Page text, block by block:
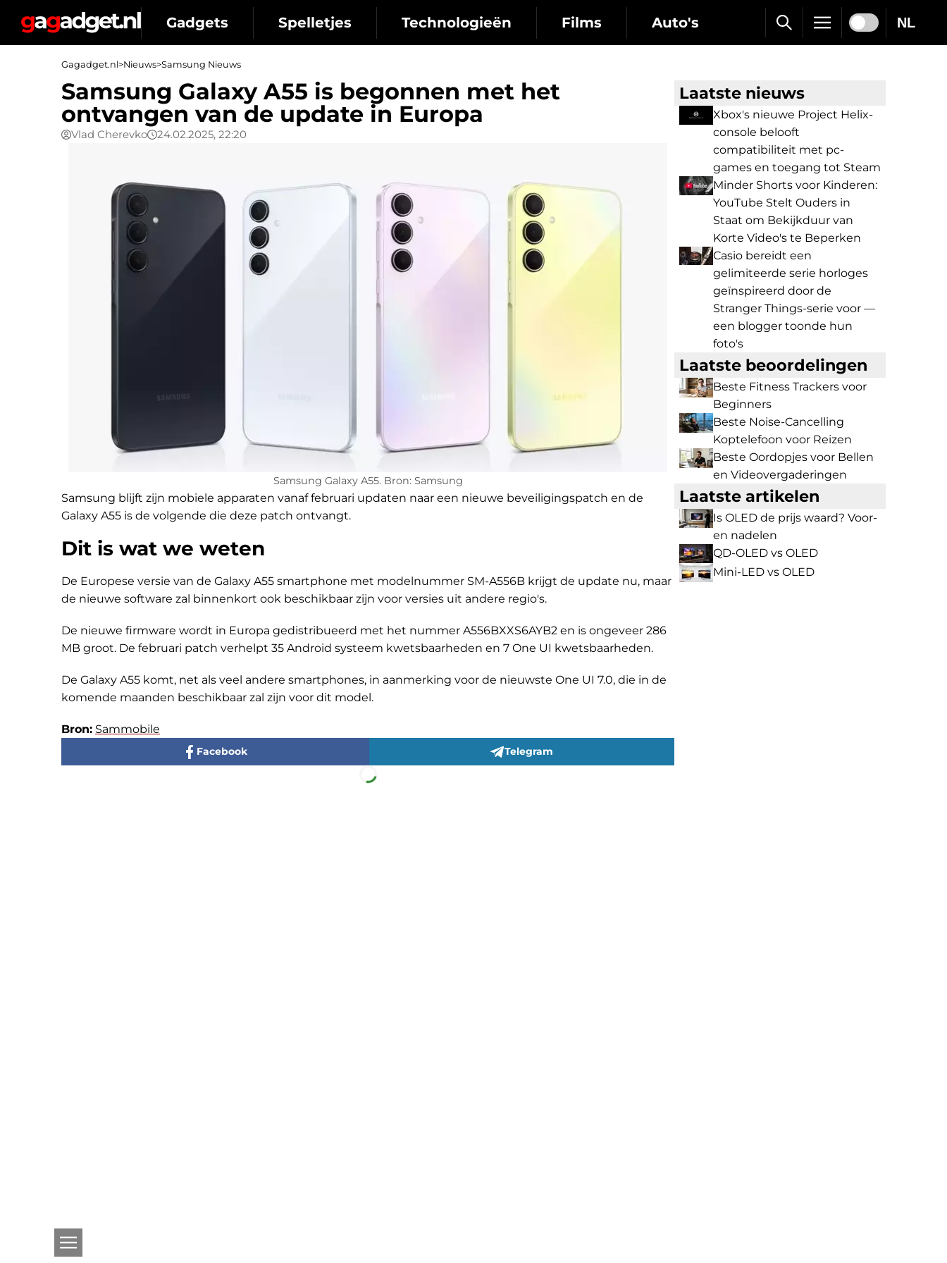
Gadgets Spelletjes Technologieën Films Auto's NL
Gagadget.nl>Nieuws>Samsung Nieuws
Samsung Galaxy A55 is begonnen met het
ontvangen van de update in Europa
Vlad Cherevko 24.02.2025, 22:20
Samsung Galaxy A55. Bron: Samsung
Samsung blijft zijn mobiele apparaten vanaf februari updaten naar een nieuwe beveiligingspatch en de
Galaxy A55 is de volgende die deze patch ontvangt.
Dit is wat we weten
De Europese versie van de Galaxy A55 smartphone met modelnummer SM-A556B krijgt de update nu, maar
de nieuwe software zal binnenkort ook beschikbaar zijn voor versies uit andere regio's.
De nieuwe firmware wordt in Europa gedistribueerd met het nummer A556BXXS6AYB2 en is ongeveer 286
MB groot. De februari patch verhelpt 35 Android systeem kwetsbaarheden en 7 One UI kwetsbaarheden.
De Galaxy A55 komt, net als veel andere smartphones, in aanmerking voor de nieuwste One UI 7.0, die in de
komende maanden beschikbaar zal zijn voor dit model.
Bron: Sammobile
Facebook Telegram
Laatste nieuws
Xbox's nieuwe Project Helix-
console belooft
compatibiliteit met pc-
games en toegang tot Steam
Minder Shorts voor Kinderen:
YouTube Stelt Ouders in
Staat om Bekijkduur van
Korte Video's te Beperken
Casio bereidt een
gelimiteerde serie horloges
geïnspireerd door de
Stranger Things-serie voor —
een blogger toonde hun
foto's
Laatste beoordelingen
Beste Fitness Trackers voor
Beginners
Beste Noise-Cancelling
Koptelefoon voor Reizen
Beste Oordopjes voor Bellen
en Videovergaderingen
Laatste artikelen
Is OLED de prijs waard? Voor-
en nadelen
QD-OLED vs OLED
Mini-LED vs OLED